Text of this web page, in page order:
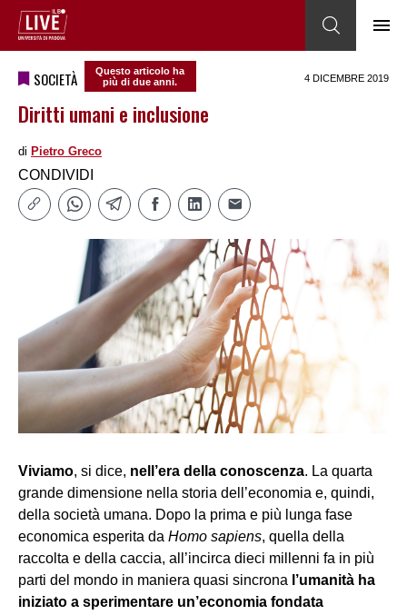
SOCIETÀ
Questo articolo ha
più di due anni.
4 DICEMBRE 2019
Diritti umani e inclusione
di Pietro Greco
CONDIVIDI
Viviamo, si dice, nell’era della conoscenza. La quarta
grande dimensione nella storia dell’economia e, quindi,
della società umana. Dopo la prima e più lunga fase
economica esperita da Homo sapiens, quella della
raccolta e della caccia, all’incirca dieci millenni fa in più
parti del mondo in maniera quasi sincrona l’umanità ha
iniziato a sperimentare un’economia fondata